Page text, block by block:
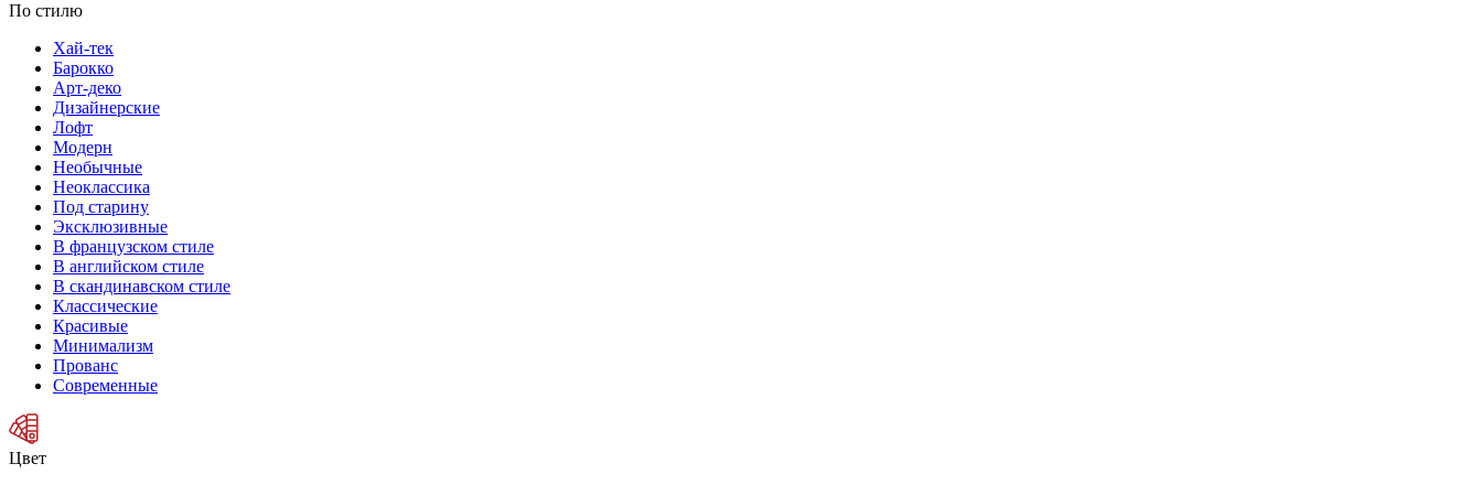
По стилю
Хай-тек
Барокко
Арт-деко
Дизайнерские
Лофт
Модерн
Необычные
Неоклассика
Под старину
Эксклюзивные
В французском стиле
В английском стиле
В скандинавском стиле
Классические
Красивые
Минимализм
Прованс
Современные
Цвет